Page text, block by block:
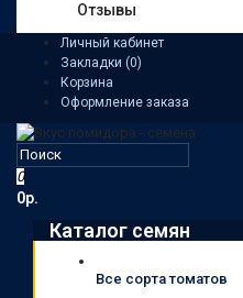
Отзывы
Личный кабинет
Закладки (0)
Корзина
Оформление заказа
0
0р.
Каталог семян
Все сорта томатов